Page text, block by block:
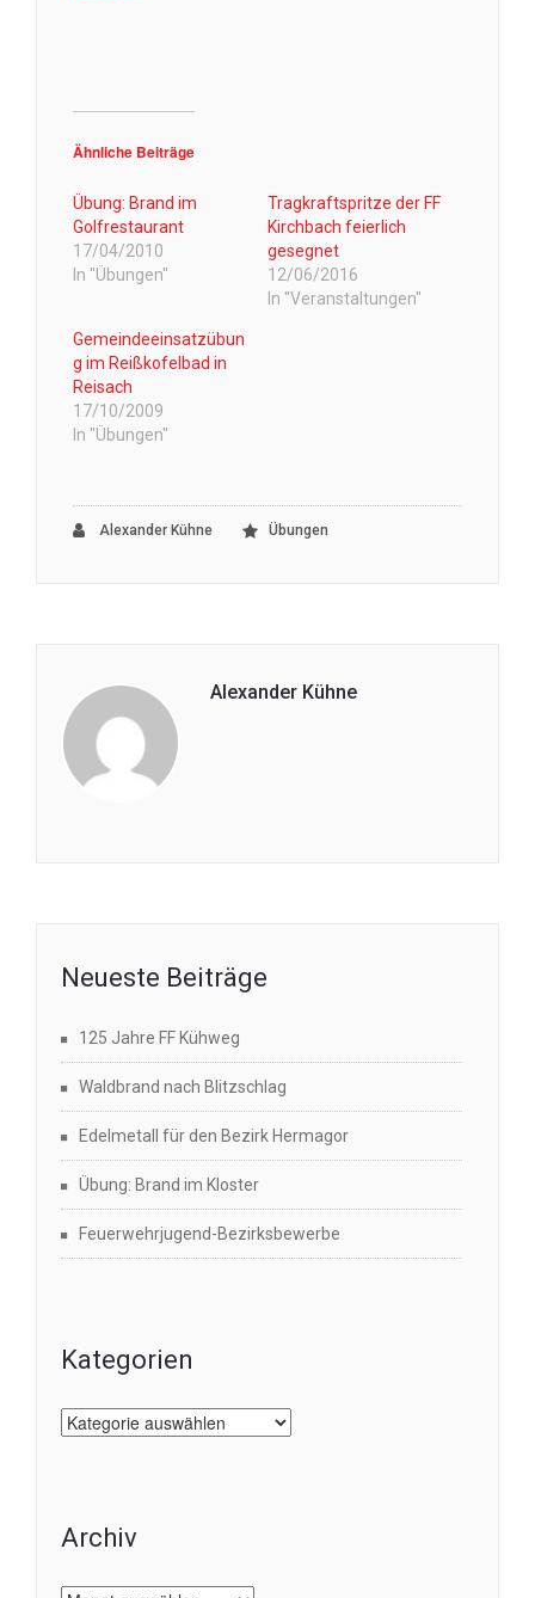
Ähnliche Beiträge
Übung: Brand im
Golfrestaurant
17/04/2010
In "Übungen"
Tragkraftspritze der FF
Kirchbach feierlich
gesegnet
12/06/2016
In "Veranstaltungen"
Gemeindeeinsatzübun
g im Reißkofelbad in
Reisach
17/10/2009
In "Übungen"
Alexander Kühne Übungen
Alexander Kühne
Neueste Beiträge
125 Jahre FF Kühweg
Waldbrand nach Blitzschlag
Edelmetall für den Bezirk Hermagor
Übung: Brand im Kloster
Feuerwehrjugend-Bezirksbewerbe
Kategorien
Kategorien
Archiv